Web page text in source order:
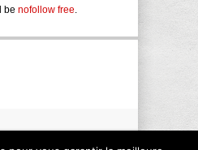
be nofollow free